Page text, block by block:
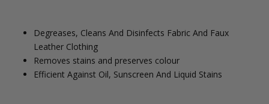
Degreases, Cleans And Disinfects Fabric And Faux
Leather Clothing
Removes stains and preserves colour
Efficient Against Oil, Sunscreen And Liquid Stains